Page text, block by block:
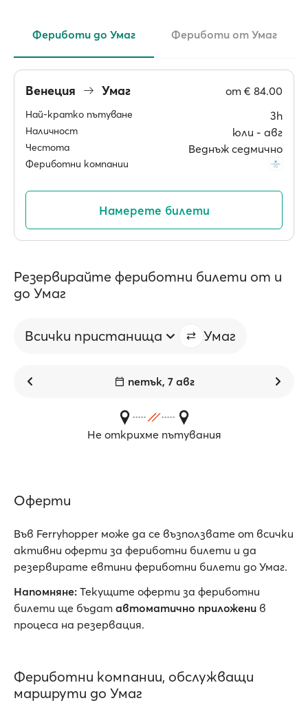
Фериботи до Умаг Фериботи от Умаг
Венеция Умаг от € 84.00
Най-кратко пътуване 3h
Наличност юли ‐ авг
Честота Веднъж седмично
Фериботни компании
Намерете билети
Резервирайте фериботни билети от и
до Умаг
Всички пристанища Умаг
петък, 7 авг
Не открихме пътувания
Оферти
Във Ferryhopper може да се възползвате от всички
активни oферти за фериботни билети и да
резервирате евтини фериботни билети до Умаг.
Напомняне: Текущите оферти за фериботни
билети ще бъдат автоматично приложени в
процеса на резервация.
Фериботни компании, обслужващи
маршрути до Умаг